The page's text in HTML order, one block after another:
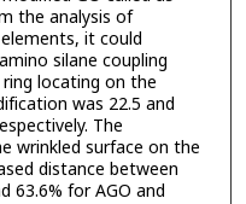
the analysis of
it could
silane coupling
locating on the
was 22.5 and
The
wrinkled surface on the
distance between
63.6% for AGO and